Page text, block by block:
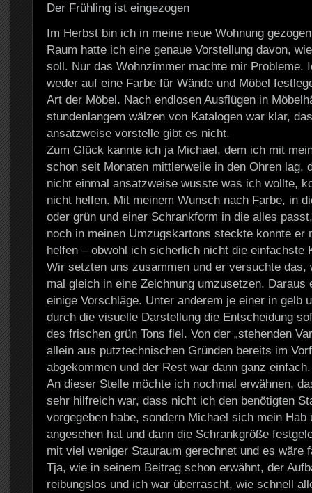
Der Frühling ist eingezogen
Im Herbst bin ich in meine neue Wohnung
Raum hatte ich eine genaue Vorstellung davon,
soll. Nur das Wohnzimmer machte mir Probleme.
weder auf eine Farbe für Wände und Möbel
Art der Möbel. Nach endlosen Ausflügen in
stundenlangem wälzen von Katalogen war klar,
ansatzweise vorstelle gibt es nicht.
Zum Glück kannte ich ja Michael, dem ich mit
schon seit Monaten mittlerweile in den Ohren lag,
nicht einmal ansatzweise wusste was ich wollte,
nicht helfen. Mit meinem Wunsch nach Farbe, in
oder grün und einer Schrankform in die alles
noch in meinen Umzugskartons steckte konnte er
helfen – obwohl ich sicherlich nicht die einfachste
Wir setzten uns zusammen und er versuchte das,
mal gleich in eine Zeichnung umzusetzen. Daraus
einige Vorschläge. Unter anderem je einer in gelb
durch die visuelle Darstellung die Entscheidung
des frischen grün Tons fiel. Von der „stehenden
allein aus putztechnischen Gründen bereits im
abgekommen und der Rest war dann ganz einfach.
An dieser Stelle möchte ich nochmal erwähnen,
sehr hilfreich war, dass nicht ich den benötigten
vorgegeben habe, sondern Michael sich mein Hab
angesehen hat und dann die Schrankgröße
mit viel weniger Stauraum gerechnet und es wäre
Tja, wie in seinem Beitrag schon erwähnt, der
reibungslos und ich war überrascht, wie schnell